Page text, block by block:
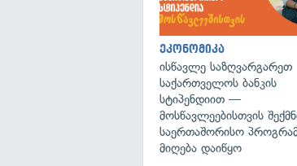
ეკონომიკა
ისწავლე საზღვარგარეთ
საქართველოს ბანკის
სტიპენდიით —
მოსწავლეებისთვის
საერთაშორისო
მიღება დაიწყო